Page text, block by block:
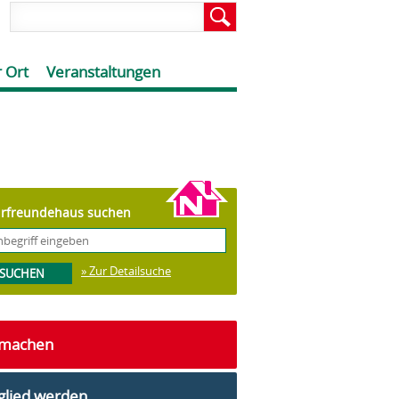
Ort Veranstaltungen
suchen
» Zur Detailsuche